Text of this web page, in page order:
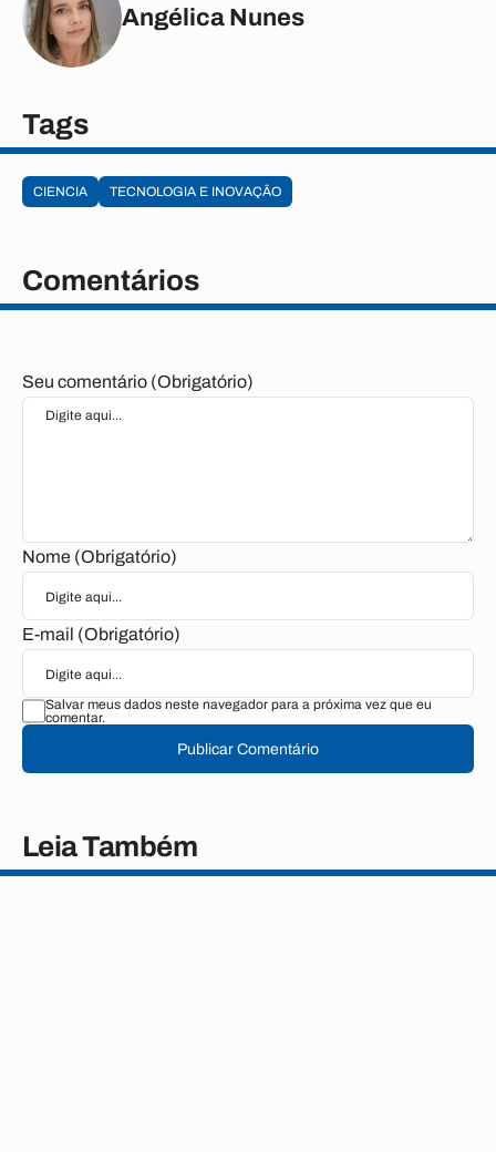
Angélica Nunes
Tags
CIENCIA TECNOLOGIA E INOVAÇÃO
Comentários
Seu comentário (Obrigatório)
Nome (Obrigatório)
E-mail (Obrigatório)
Salvar meus dados neste navegador para a próxima vez que eu
comentar.
Publicar Comentário
Leia Também